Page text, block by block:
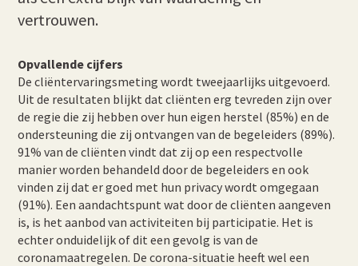
vertrouwen.
Opvallende cijfers
De cliëntervaringsmeting wordt tweejaarlijks uitgevoerd.
Uit de resultaten blijkt dat cliënten erg tevreden zijn over
de regie die zij hebben over hun eigen herstel (85%) en de
ondersteuning die zij ontvangen van de begeleiders (89%).
91% van de cliënten vindt dat zij op een respectvolle
manier worden behandeld door de begeleiders en ook
vinden zij dat er goed met hun privacy wordt omgegaan
(91%). Een aandachtspunt wat door de cliënten aangeven
is, is het aanbod van activiteiten bij participatie. Het is
echter onduidelijk of dit een gevolg is van de
coronamaatregelen. De corona-situatie heeft wel een